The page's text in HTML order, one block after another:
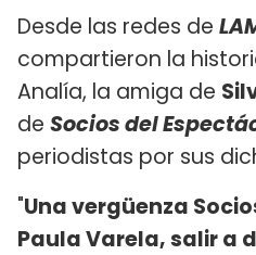
Desde las redes de
compartieron la
Analía, la amiga de
de Socios del
periodistas por sus
"Una vergüenza
Paula Varela, salir a